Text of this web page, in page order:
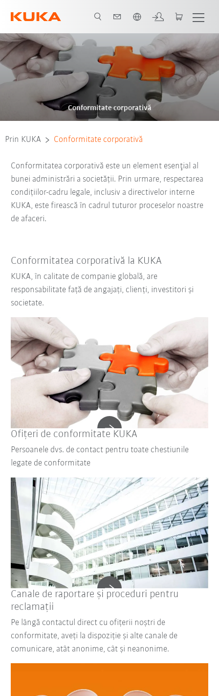
Conformitate corporativă
Prin KUKA Conformitate corporativă
Conformitatea corporativă este un element esenţial al
bunei administrări a societății. Prin urmare, respectarea
condițiilor-cadru legale, inclusiv a directivelor interne
KUKA, este firească în cadrul tuturor proceselor noastre
de afaceri.
Conformitatea corporativă la KUKA
KUKA, în calitate de companie globală, are
responsabilitate față de angajați, clienți, investitori și
societate.
Ofițeri de conformitate KUKA
Persoanele dvs. de contact pentru toate chestiunile
legate de conformitate
Canale de raportare și proceduri pentru
reclamații
Pe lângă contactul direct cu ofițerii noștri de
conformitate, aveți la dispoziție și alte canale de
comunicare, atât anonime, cât și neanonime.